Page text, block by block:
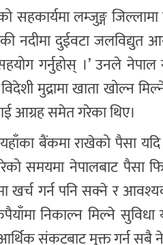
लम्जुङ्ग
नदीमा दुईवटा जलविद्युत
गर्नुहोस् ।’ उनले
मुद्रामा खाता खोल्न
आग्रह समेत गरेका थिए।
यहाँका बैंकमा राखेको पैसा
समयमा नेपालबाट पैसा
खर्च गर्न पनि सक्ने र
निकाल्न मिल्ने
संकटबाट मुक्त गर्न सबै